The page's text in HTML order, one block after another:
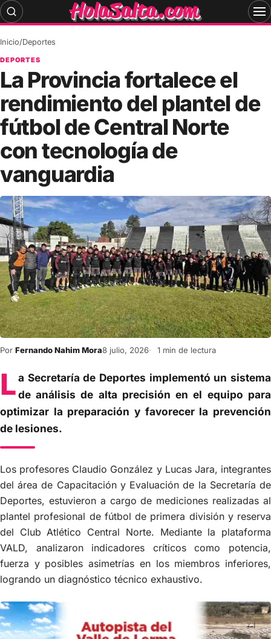
Skip
to
Inicio/Deportes
DEPORTES
La Provincia fortalece el
rendimiento del plantel de
fútbol de Central Norte
con tecnología de
vanguardia
Por Fernando Nahim Mora8 julio, 2026 1 min de lectura
La Secretaría de Deportes implementó un sistema
de análisis de alta precisión en el equipo para
optimizar la preparación y favorecer la prevención
de lesiones.
Los profesores Claudio González y Lucas Jara, integrantes
del área de Capacitación y Evaluación de la Secretaría de
Deportes, estuvieron a cargo de mediciones realizadas al
plantel profesional de fútbol de primera división y reserva
del Club Atlético Central Norte. Mediante la plataforma
VALD, analizaron indicadores críticos como potencia,
fuerza y posibles asimetrías en los miembros inferiores,
logrando un diagnóstico técnico exhaustivo.